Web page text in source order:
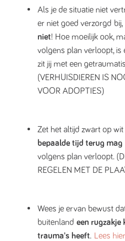
Als je de situatie niet
er niet goed verzorgd bij,
niet! Hoe moeilijk ook,
volgens plan verloopt, is
zit jij met een
(VERHUISDIEREN IS
VOOR ADOPTIES)
Zet het altijd zwart op
bepaalde tijd terug mag
volgens plan verloopt.
REGELEN MET DE
Wees je ervan bewust
buitenland een rugzakje
trauma's heeft. Lees